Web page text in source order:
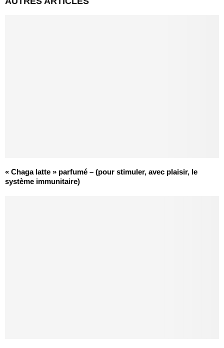
« Chaga latte » parfumé – (pour stimuler, avec plaisir, le
système immunitaire)